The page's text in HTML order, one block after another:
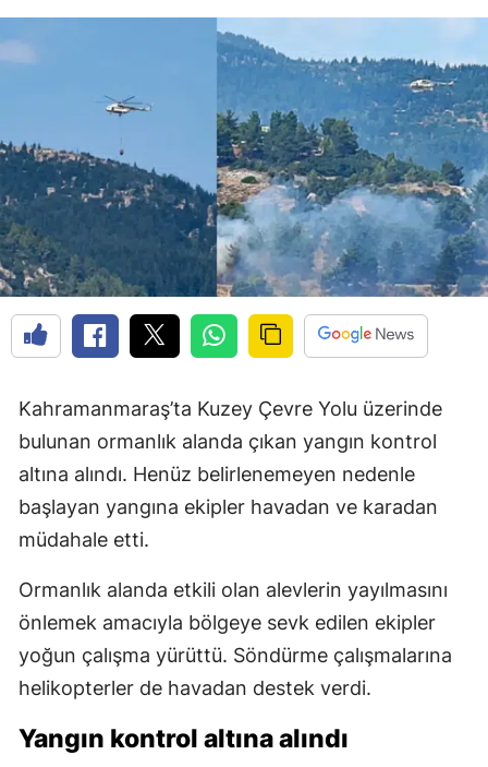
Kahramanmaraş’ta Kuzey Çevre Yolu üzerinde
bulunan ormanlık alanda çıkan yangın kontrol
altına alındı. Henüz belirlenemeyen nedenle
başlayan yangına ekipler havadan ve karadan
müdahale etti.
Ormanlık alanda etkili olan alevlerin yayılmasını
önlemek amacıyla bölgeye sevk edilen ekipler
yoğun çalışma yürüttü. Söndürme çalışmalarına
helikopterler de havadan destek verdi.
Yangın kontrol altına alındı